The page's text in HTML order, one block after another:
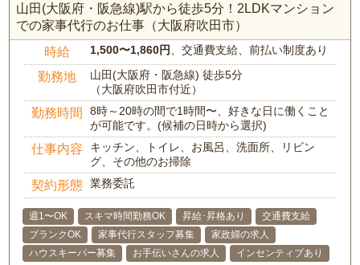
山田(大阪府・阪急線)駅から徒歩5分！2LDKマンション
での家事代行のお仕事（大阪府吹田市）
時給 1,500〜1,860円 、交通費支給、前払い制度あり
勤務地
山田(大阪府・阪急線) 徒歩5分
（大阪府吹田市付近）
勤務時間
8時～20時の間で1時間〜、好きな日に働くこと
が可能です。(候補の日時から選択)
仕事内容
キッチン、トイレ、お風呂、洗面所、リビン
グ、その他のお掃除
契約形態 業務委託
週1〜OK スキマ時間勤務OK 昇給･昇格あり
交通費支給
ブランクOK
家事代行スタッフ募集
家政婦の求人
ハウスキーパー募集
お手伝いさんの求人 インセンティブあり